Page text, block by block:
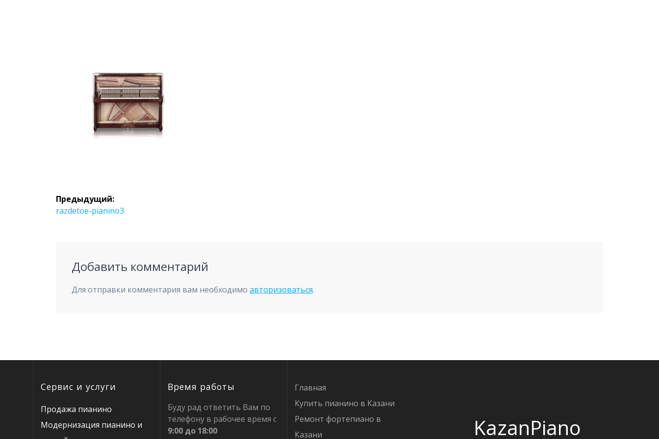
Навигация
по
Предыдущий:
Предыдущая
razdetoe-pianino3
Добавить комментарий
Для отправки комментария вам необходимоавторизоваться.
Сервис и услуги
Продажа пианино
Модернизация пианино и
Время работы
Буду рад ответить Вам по
телефону в рабочее время с
9:00 до 18:00
Главная
Купить пианино в Казани
Ремонт фортепиано в
Казани
KazanPiano